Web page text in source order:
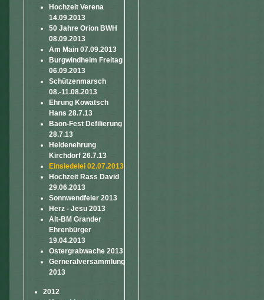
Hochzeit Verena
14.09.2013
50 Jahre Orion BWH
08.09.2013
Am Main 07.09.2013
Burgwindheim Freitag
06.09.2013
Schützenmarsch
08.-11.08.2013
Ehrung Kowatsch
Hans 28.7.13
Baon-Fest Defilierung
28.7.13
Heldenehrung
Kirchdorf 26.7.13
Einsiedelei 02.07.2013
Hochzeit Rass David
29.06.2013
Sonnwendfeier 2013
Herz - Jesu 2013
Alt-BM Grander
Ehrenbürger
19.04.2013
Ostergrabwache 2013
Gerneralversammlung
2013
2012